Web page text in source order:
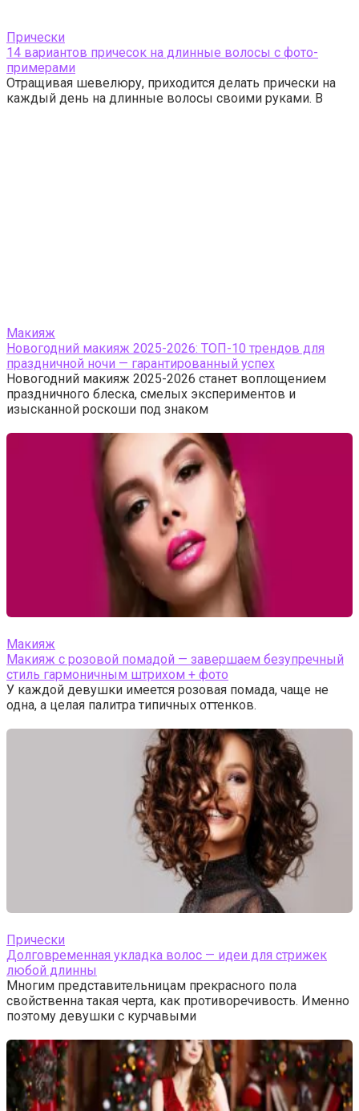
Прически
14 вариантов причесок на длинные волосы с фото-
примерами
Отращивая шевелюру, приходится делать прически на
каждый день на длинные волосы своими руками. В
Макияж
Новогодний макияж 2025-2026: ТОП-10 трендов для
праздничной ночи — гарантированный успех
Новогодний макияж 2025-2026 станет воплощением
праздничного блеска, смелых экспериментов и
изысканной роскоши под знаком
Макияж
Макияж с розовой помадой — завершаем безупречный
стиль гармоничным штрихом + фото
У каждой девушки имеется розовая помада, чаще не
одна, а целая палитра типичных оттенков.
Прически
Долговременная укладка волос — идеи для стрижек
любой длинны
Многим представительницам прекрасного пола
свойственна такая черта, как противоречивость. Именно
поэтому девушки с курчавыми